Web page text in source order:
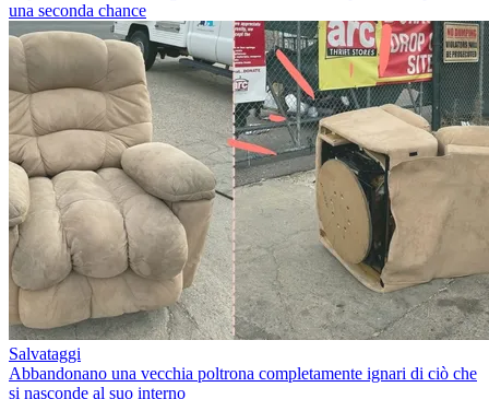
una seconda chance
Salvataggi
Abbandonano una vecchia poltrona completamente ignari di ciò che
si nasconde al suo interno